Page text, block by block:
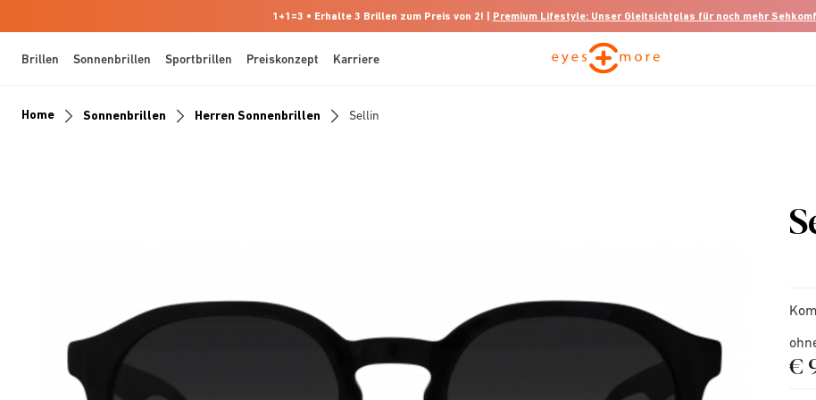
1+1=3 • Erhalte 3 Brillen zum Preis von 2! | Premium Lifestyle: Unser Gleitsichtglas für noch mehr
Brillen Sonnenbrillen Sportbrillen Preiskonzept Karriere
Home Sonnenbrillen Herren Sonnenbrillen Sellin
€